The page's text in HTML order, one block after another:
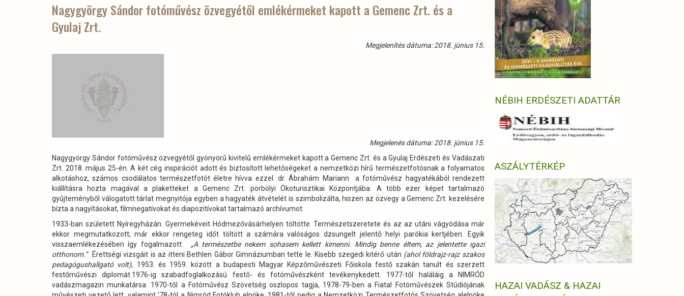
évi
Vándorgyűlés
szervezését
vándorzászlót
Gyulaj
Zrt.)
Nagygyörgy Sándor fotóművész özvegyétől emlékérmeket kapott a Gemenc Zrt. és a
Gyulaj Zrt.
Megjelenítés dátuma: 2018. június 15.
Megjelenés dátuma: 2018. június 15.
Nagygyörgy Sándor fotóművész özvegyétől gyönyörű kivitelű emlékérmeket kapott a Gemenc Zrt. és a Gyulaj Erdészeti és Vadászati
Zrt. 2018. május 25-én. A két cég inspirációt adott és biztosított lehetőségeket a nemzetközi hírű természetfotósnak a folyamatos
alkotáshoz, számos csodálatos természetfotót életre hívva ezzel. dr. Ábrahám Mariann a fotóművész hagyatékából rendezett
kiállításra hozta magával a plaketteket a Gemenc Zrt. pörbölyi Ökoturisztikai Központjába. A több ezer képet tartalmazó
gyűjteményből válogatott tárlat megnyitója egyben a hagyaték átvételét is szimbolizálta, hiszen az özvegy a Gemenc Zrt. kezelésére
bízta a nagyításokat, filmnegatívokat és diapozitívokat tartalmazó archívumot.
1933-ban született Nyíregyházán. Gyermekéveit Hódmezővásárhelyen töltötte. Természetszeretete és az az utáni vágyódása már
ekkor megmutatkozott; már ekkor rengeteg időt töltött a számára valóságos dzsungelt jelentő helyi parókia kertjében. Egyik
visszaemlékezésében így fogalmazott: „A természetbe nekem sohasem kellett kimenni. Mindig benne éltem, az jelentette igazi
otthonom.” Érettségi vizsgáit is az itteni Bethlen Gábor Gimnáziumban tette le. Kisebb szegedi kitérő után (ahol földrajz-rajz szakos
pedagógushallgató volt), 1953. és 1959. között a budapesti Magyar Képzőművészeti Főiskola festő szakán tanult és szerzett
festőművészi diplomát.1976-ig szabadfoglalkozású festő- és fotóművészként tevékenykedett. 1977-től haláláig a NIMRÓD
vadászmagazin munkatársa. 1970-től a Fotóművész Szövetség oszlopos tagja, 1978-79-ben a Fiatal Fotóművészek Stúdiójának
NÉBIH ERDÉSZETI ADATTÁR
ASZÁLYTÉRKÉP
HAZAI VADÁSZ & HAZAI